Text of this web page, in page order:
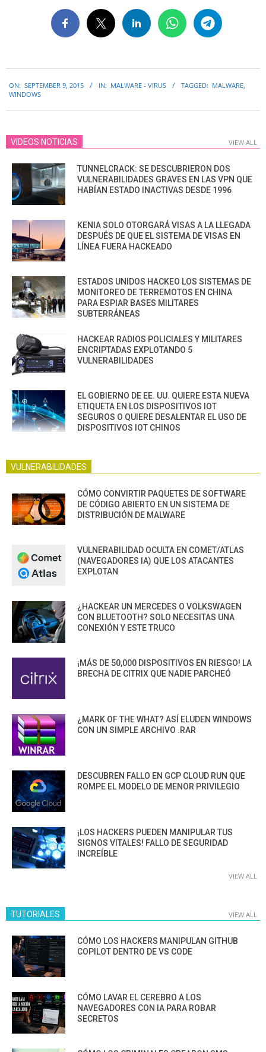
09-
ON: SEPTEMBER 9, 2015 IN: MALWARE - VIRUS TAGGED: MALWARE,
WINDOWS
VIDEOS NOTICIAS VIEW ALL
TUNNELCRACK: SE DESCUBRIERON DOS
VULNERABILIDADES GRAVES EN LAS VPN QUE
HABÍAN ESTADO INACTIVAS DESDE 1996
KENIA SOLO OTORGARÁ VISAS A LA LLEGADA
DESPUÉS DE QUE EL SISTEMA DE VISAS EN
LÍNEA FUERA HACKEADO
ESTADOS UNIDOS HACKEO LOS SISTEMAS DE
MONITOREO DE TERREMOTOS EN CHINA
PARA ESPIAR BASES MILITARES
SUBTERRÁNEAS
HACKEAR RADIOS POLICIALES Y MILITARES
ENCRIPTADAS EXPLOTANDO 5
VULNERABILIDADES
EL GOBIERNO DE EE. UU. QUIERE ESTA NUEVA
ETIQUETA EN LOS DISPOSITIVOS IOT
SEGUROS O QUIERE DESALENTAR EL USO DE
DISPOSITIVOS IOT CHINOS
VULNERABILIDADES
CÓMO CONVIRTIR PAQUETES DE SOFTWARE
DE CÓDIGO ABIERTO EN UN SISTEMA DE
DISTRIBUCIÓN DE MALWARE
VULNERABILIDAD OCULTA EN COMET/ATLAS
(NAVEGADORES IA) QUE LOS ATACANTES
EXPLOTAN
¿HACKEAR UN MERCEDES O VOLKSWAGEN
CON BLUETOOTH? SOLO NECESITAS UNA
CONEXIÓN Y ESTE TRUCO
¡MÁS DE 50,000 DISPOSITIVOS EN RIESGO! LA
BRECHA DE CITRIX QUE NADIE PARCHEÓ
¿MARK OF THE WHAT? ASÍ ELUDEN WINDOWS
CON UN SIMPLE ARCHIVO .RAR
DESCUBREN FALLO EN GCP CLOUD RUN QUE
ROMPE EL MODELO DE MENOR PRIVILEGIO
¡LOS HACKERS PUEDEN MANIPULAR TUS
SIGNOS VITALES! FALLO DE SEGURIDAD
INCREÍBLE
VIEW ALL
TUTORIALES VIEW ALL
CÓMO LOS HACKERS MANIPULAN GITHUB
COPILOT DENTRO DE VS CODE
CÓMO LAVAR EL CEREBRO A LOS
NAVEGADORES CON IA PARA ROBAR
SECRETOS